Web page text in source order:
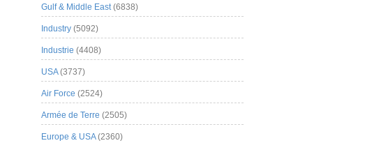
Gulf & Middle East(6838)
Industry (5092)
Industrie (4408)
USA(3737)
Air Force (2524)
Armée de Terre (2505)
Europe & USA(2360)